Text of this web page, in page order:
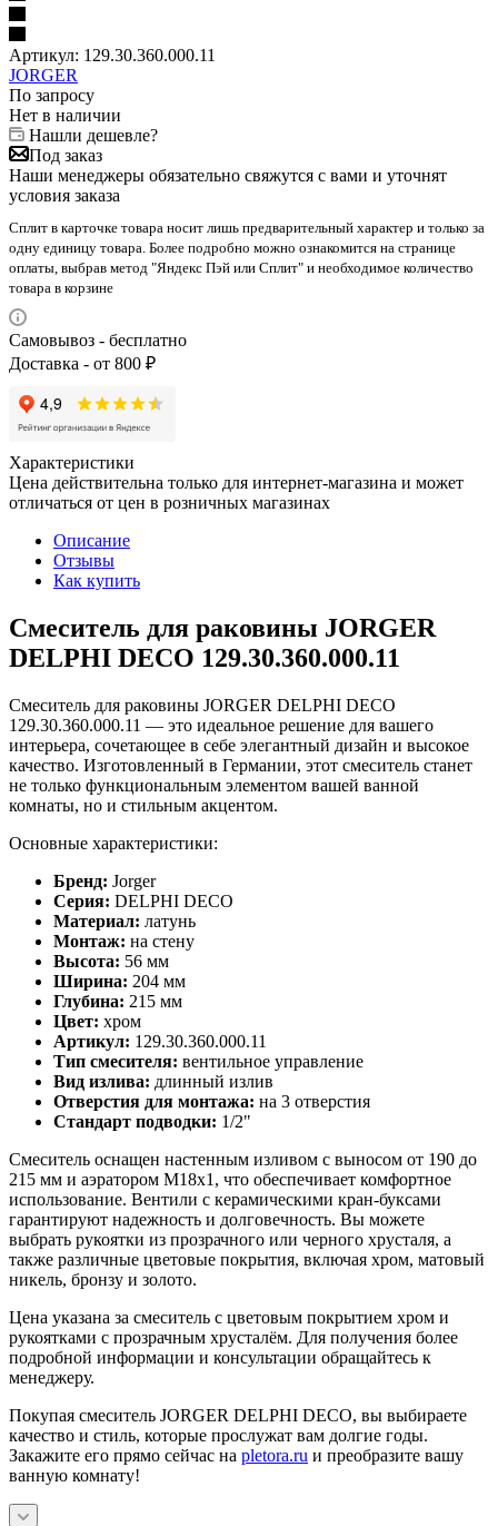
Артикул: 129.30.360.000.11
JORGER
По запросу
Нет в наличии
Нашли дешевле?
Под заказ
Наши менеджеры обязательно свяжутся с вами и уточнят
условия заказа
Сплит в карточке товара носит лишь предварительный характер и только за
одну единицу товара. Более подробно можно ознакомится на странице
оплаты, выбрав метод "Яндекс Пэй или Сплит" и необходимое количество
товара в корзине
Самовывоз - бесплатно
Доставка - от 800 ₽
Характеристики
Цена действительна только для интернет-магазина и может
отличаться от цен в розничных магазинах
Описание
Отзывы
Как купить
Смеситель для раковины JORGER
DELPHI DECO 129.30.360.000.11
Смеситель для раковины JORGER DELPHI DECO
129.30.360.000.11 — это идеальное решение для вашего
интерьера, сочетающее в себе элегантный дизайн и высокое
качество. Изготовленный в Германии, этот смеситель станет
не только функциональным элементом вашей ванной
комнаты, но и стильным акцентом.
Основные характеристики:
Бренд: Jorger
Серия: DELPHI DECO
Материал: латунь
Монтаж: на стену
Высота: 56 мм
Ширина: 204 мм
Глубина: 215 мм
Цвет: хром
Артикул: 129.30.360.000.11
Тип смесителя: вентильное управление
Вид излива: длинный излив
Отверстия для монтажа: на 3 отверстия
Стандарт подводки: 1/2"
Смеситель оснащен настенным изливом с выносом от 190 до
215 мм и аэратором M18x1, что обеспечивает комфортное
использование. Вентили с керамическими кран-буксами
гарантируют надежность и долговечность. Вы можете
выбрать рукоятки из прозрачного или черного хрусталя, а
также различные цветовые покрытия, включая хром, матовый
никель, бронзу и золото.
Цена указана за смеситель с цветовым покрытием хром и
рукоятками с прозрачным хрусталём. Для получения более
подробной информации и консультации обращайтесь к
менеджеру.
Покупая смеситель JORGER DELPHI DECO, вы выбираете
качество и стиль, которые прослужат вам долгие годы.
Закажите его прямо сейчас на pletora.ru и преобразите вашу
ванную комнату!